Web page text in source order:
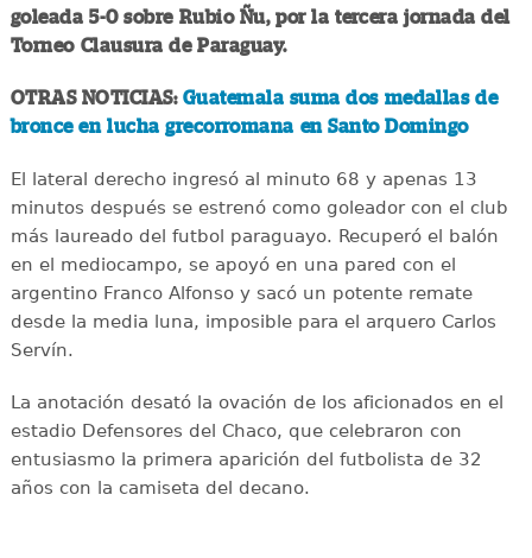
goleada 5-0 sobre Rubio Ñu, por la tercera jornada del
Torneo Clausura de Paraguay.
OTRAS NOTICIAS: Guatemala suma dos medallas de
bronce en lucha grecorromana en Santo Domingo
El lateral derecho ingresó al minuto 68 y apenas 13
minutos después se estrenó como goleador con el club
más laureado del futbol paraguayo. Recuperó el balón
en el mediocampo, se apoyó en una pared con el
argentino Franco Alfonso y sacó un potente remate
desde la media luna, imposible para el arquero Carlos
Servín.
La anotación desató la ovación de los aficionados en el
estadio Defensores del Chaco, que celebraron con
entusiasmo la primera aparición del futbolista de 32
años con la camiseta del decano.